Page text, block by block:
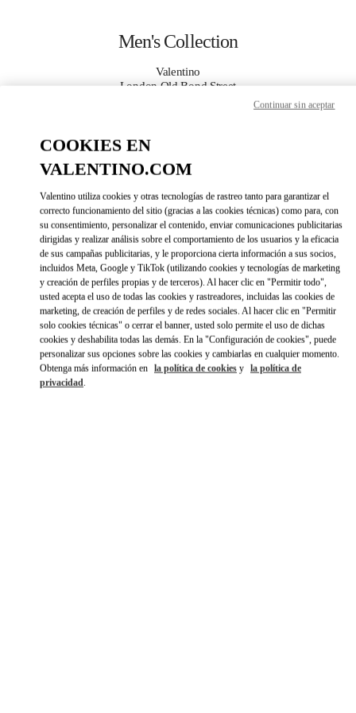
Men's Collection
Valentino
London Old Bond Street
MORE DETAILS
DIRECCIONESLINK OPENS IN
Link Opens in New Tab
COOKIES EN
VALENTINO.COM
Valentino utiliza cookies y otras tecnologías de rastreo tanto para garantizar el
correcto funcionamiento del sitio (gracias a las cookies técnicas) como para, con
su consentimiento, personalizar el contenido, enviar comunicaciones publicitarias
dirigidas y realizar análisis sobre el comportamiento de los usuarios y la eficacia
de sus campañas publicitarias, y le proporciona cierta información a sus socios,
incluidos Meta, Google y TikTok (utilizando cookies y tecnologías de marketing
y creación de perfiles propias y de terceros). Al hacer clic en "Permitir todo",
usted acepta el uso de todas las cookies y rastreadores, incluidas las cookies de
marketing, de creación de perfiles y de redes sociales. Al hacer clic en "Permitir
solo cookies técnicas" o cerrar el banner, usted solo permite el uso de dichas
cookies y deshabilita todas las demás. En la "Configuración de cookies", puede
personalizar sus opciones sobre las cookies y cambiarlas en cualquier momento.
Obtenga más información en la política de cookies y la política de
privacidad.
Continuar sin aceptar